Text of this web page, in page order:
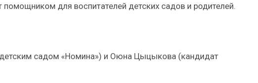
для воспитателей детских садов и родителей.
садом «Номина») и Оюна Цыцыкова (кандидат